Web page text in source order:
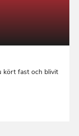
kört fast och blivit